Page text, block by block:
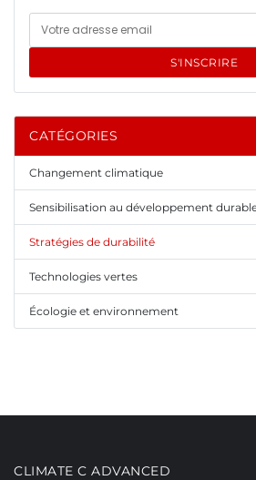
S'INSCRIRE
CATÉGORIES
Changement climatique
Sensibilisation au développement
Stratégies de durabilité
Technologies vertes
Écologie et environnement
CLIMATE C ADVANCED